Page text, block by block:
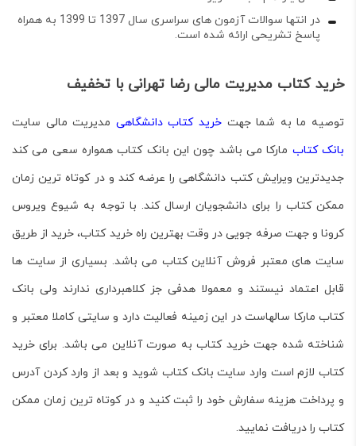
در انتها سوالات آزمون های سراسری سال 1397 تا 1399 به همراه
پاسخ تشریحی ارائه شده است.
خرید کتاب مدیریت مالی رضا تهرانی با تخفیف
توصیه ما به شما جهت خرید کتاب دانشگاهی مدیریت مالی سایت
بانک کتاب مارکا می باشد چون این بانک کتاب همواره سعی می کند
جدیدترین ویرایش کتب دانشگاهی را عرضه کند و در کوتاه ترین زمان
ممکن کتاب را برای دانشجویان ارسال کند. با توجه به شیوع ویروس
کرونا و جهت صرفه جویی در وقت بهترین راه خرید کتاب، خرید از طریق
سایت های معتبر فروش آنلاین کتاب می باشد. بسیاری از سایت ها
قابل اعتماد نیستند و معمولا هدفی جز کلاهبرداری ندارند ولی بانک
کتاب مارکا سالهاست در این زمینه فعالیت دارد و سایتی کاملا معتبر و
شناخته شده جهت خرید کتاب به صورت آنلاین می باشد. برای خرید
کتاب لازم است وارد سایت بانک کتاب شوید و بعد از وارد کردن آدرس
و پرداخت هزینه سفارش خود را ثبت کنید و در کوتاه ترین زمان ممکن
کتاب را دریافت نمایید.